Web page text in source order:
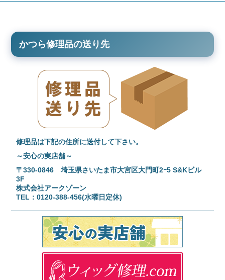
かつら修理品の送り先
修理品は下記の住所に送付して下さい。
～安心の実店舗～
〒330-0846 埼玉県さいたま市大宮区大門町2ｰ5 S&Kビル
3F
株式会社アークゾーン
TEL：0120-388-456(水曜日定休)